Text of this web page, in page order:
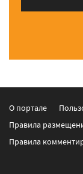
О портале
Правила
Правила